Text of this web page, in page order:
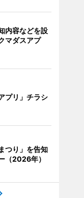
内容などを設
マダスアプ
プリ」チラシ
つり」を告知
（2026年）